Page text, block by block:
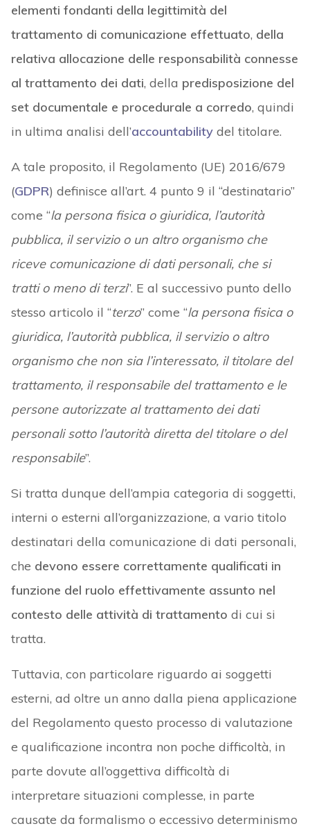
elementi fondanti della legittimità del
trattamento di comunicazione effettuato, della
relativa allocazione delle responsabilità connesse
al trattamento dei dati, della predisposizione del
set documentale e procedurale a corredo, quindi
in ultima analisi dell’accountabilitydel titolare.
A tale proposito, il Regolamento (UE) 2016/679
(GDPR) definisce all’art. 4 punto 9 il “destinatario”
come “la persona fisica o giuridica, l’autorità
pubblica, il servizio o un altro organismo che
riceve comunicazione di dati personali, che si
tratti o meno di terzi”. E al successivo punto dello
stesso articolo il “terzo” come “la persona fisica o
giuridica, l’autorità pubblica, il servizio o altro
organismo che non sia l’interessato, il titolare del
trattamento, il responsabile del trattamento e le
persone autorizzate al trattamento dei dati
personali sotto l’autorità diretta del titolare o del
responsabile”.
Si tratta dunque dell’ampia categoria di soggetti,
interni o esterni all’organizzazione, a vario titolo
destinatari della comunicazione di dati personali,
che devono essere correttamente qualificati in
funzione del ruolo effettivamente assunto nel
contesto delle attività di trattamento di cui si
tratta.
Tuttavia, con particolare riguardo ai soggetti
esterni, ad oltre un anno dalla piena applicazione
del Regolamento questo processo di valutazione
e qualificazione incontra non poche difficoltà, in
parte dovute all’oggettiva difficoltà di
interpretare situazioni complesse, in parte
causate da formalismo o eccessivo determinismo